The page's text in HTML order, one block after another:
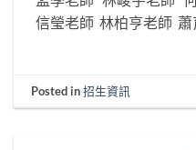
信瑩老師 林柏亨老師
Posted in招生資訊